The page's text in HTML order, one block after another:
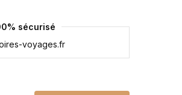
sécurisé